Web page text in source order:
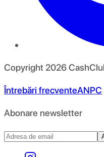
Copyright 2026
Întrebări frecventeANPC
Abonare newsletter